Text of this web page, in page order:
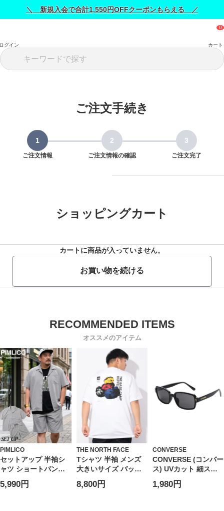
＼ 新規入会で合計1,550円OFFクーポンもらえる ／
グイン カート
ご注文手続き
ご注文情報 ご注文情報の確認 ご注文完了
ショッピングカート
カートに商品が入っていません。
お買い物を続ける
オススメのアイテム
PIMLICO
セットアップ 半袖シ
ャツ ショートパンツ
メンズ 大きいサイズ
WEB限定 収納袋 半袖
5,990円
THE NORTH FACE
Tシャツ 半袖 メンズ
大きいサイズ バック
プリント クルーネッ
ク カットソー トップ
8,800円
CONVERSE
CONVERSE (コンバー
ス) UVカット 細スク
エア サングラス ユニ
セックス スクエア カ
1,980円